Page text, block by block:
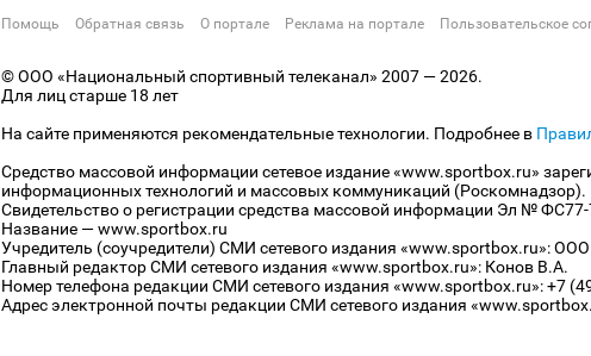
Помощь Обратная связь О портале Реклама на портале Пользовательское
© ООО «Национальный спортивный телеканал» 2007 — 2026.
Для лиц старше 18 лет
На сайте применяются рекомендательные технологии. Подробнее в
Средство массовой информации сетевое издание «www.sportbox.ru»
информационных технологий и массовых коммуникаций (Роскомнадзор).
Свидетельство о регистрации средства массовой информации Эл №
Название — www.sportbox.ru
Учредитель (соучредители) СМИ сетевого издания «www.sportbox.ru»:
Главный редактор СМИ сетевого издания «www.sportbox.ru»: Конов В.А.
Номер телефона редакции СМИ сетевого издания «www.sportbox.ru»: +7
Адрес электронной почты редакции СМИ сетевого издания